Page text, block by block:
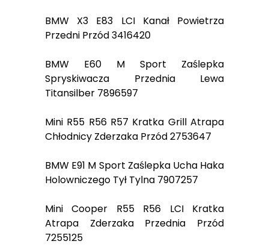
BMW X3 E83 LCI Kanał Powietrza
Przedni Przód 3416420
BMW E60 M Sport Zaślepka
Spryskiwacza Przednia Lewa
Titansilber 7896597
Mini R55 R56 R57 Kratka Grill Atrapa
Chłodnicy Zderzaka Przód 2753647
BMW E91 M Sport Zaślepka Ucha Haka
Holowniczego Tył Tylna 7907257
Mini Cooper R55 R56 LCI Kratka
Atrapa Zderzaka Przednia Przód
7255125